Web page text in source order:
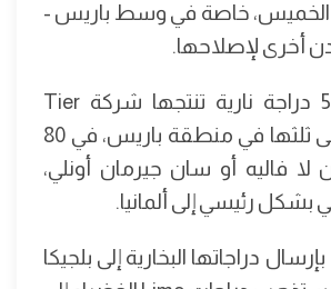
الخميس، خاصة في وسط باريس -
أخرى لإصلاحها.
ومن بين 5000 دراجة نارية تنتجها شركة Tier
الألمانية، سيبقى ثلثها في منطقة باريس، في 80
لا فاليه أو سان جيرمان أونلي،
رئيسي إلى ألمانيا.
وستقوم Dott بإرسال دراجاتها البخارية إلى بلجيكا